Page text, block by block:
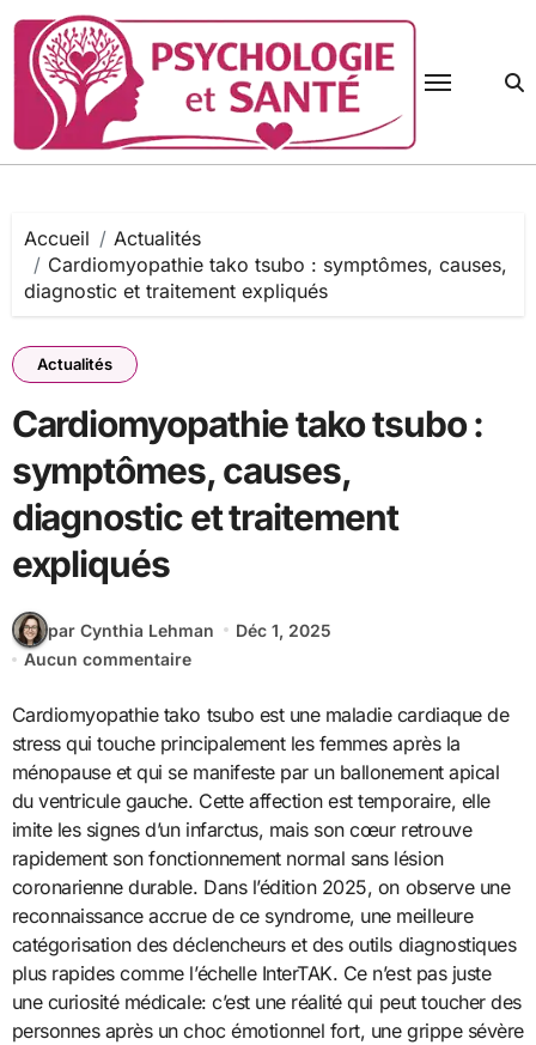
contenu
Accueil
Actualités
Cardiomyopathie tako tsubo : symptômes, causes,
diagnostic et traitement expliqués
Actualités
Cardiomyopathie tako tsubo :
symptômes, causes,
diagnostic et traitement
expliqués
par Cynthia Lehman
Déc 1, 2025
Aucun commentaire
Cardiomyopathie tako tsubo est une maladie cardiaque de
stress qui touche principalement les femmes après la
ménopause et qui se manifeste par un ballonement apical
du ventricule gauche. Cette affection est temporaire, elle
imite les signes d’un infarctus, mais son cœur retrouve
rapidement son fonctionnement normal sans lésion
coronarienne durable. Dans l’édition 2025, on observe une
reconnaissance accrue de ce syndrome, une meilleure
catégorisation des déclencheurs et des outils diagnostiques
plus rapides comme l’échelle InterTAK. Ce n’est pas juste
une curiosité médicale: c’est une réalité qui peut toucher des
personnes après un choc émotionnel fort, une grippe sévère